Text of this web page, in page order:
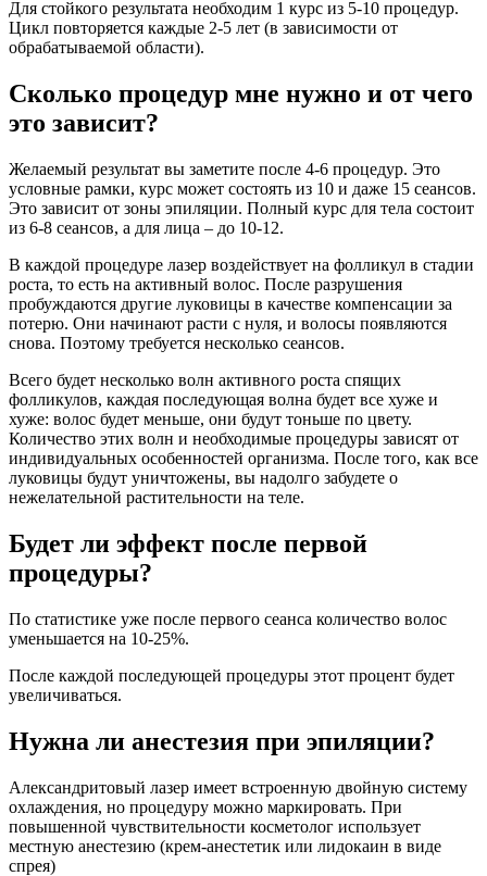
Для стойкого результата необходим 1 курс из 5-10 процедур.
Цикл повторяется каждые 2-5 лет (в зависимости от
обрабатываемой области).
Сколько процедур мне нужно и от чего
это зависит?
Желаемый результат вы заметите после 4-6 процедур. Это
условные рамки, курс может состоять из 10 и даже 15 сеансов.
Это зависит от зоны эпиляции. Полный курс для тела состоит
из 6-8 сеансов, а для лица – до 10-12.
В каждой процедуре лазер воздействует на фолликул в стадии
роста, то есть на активный волос. После разрушения
пробуждаются другие луковицы в качестве компенсации за
потерю. Они начинают расти с нуля, и волосы появляются
снова. Поэтому требуется несколько сеансов.
Всего будет несколько волн активного роста спящих
фолликулов, каждая последующая волна будет все хуже и
хуже: волос будет меньше, они будут тоньше по цвету.
Количество этих волн и необходимые процедуры зависят от
индивидуальных особенностей организма. После того, как все
луковицы будут уничтожены, вы надолго забудете о
нежелательной растительности на теле.
Будет ли эффект после первой
процедуры?
По статистике уже после первого сеанса количество волос
уменьшается на 10-25%.
После каждой последующей процедуры этот процент будет
увеличиваться.
Нужна ли анестезия при эпиляции?
Александритовый лазер имеет встроенную двойную систему
охлаждения, но процедуру можно маркировать. При
повышенной чувствительности косметолог использует
местную анестезию (крем-анестетик или лидокаин в виде
спрея)